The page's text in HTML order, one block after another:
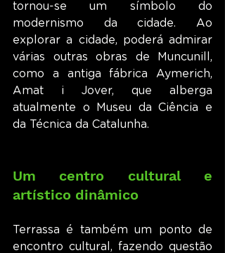
tornou-se um símbolo do
modernismo da cidade. Ao
explorar a cidade, poderá admirar
várias outras obras de Muncunill,
como a antiga fábrica Aymerich,
Amat i Jover, que alberga
atualmente o Museu da Ciência e
da Técnica da Catalunha.
Um centro cultural e
artístico dinâmico
Terrassa é também um ponto de
encontro cultural, fazendo questão